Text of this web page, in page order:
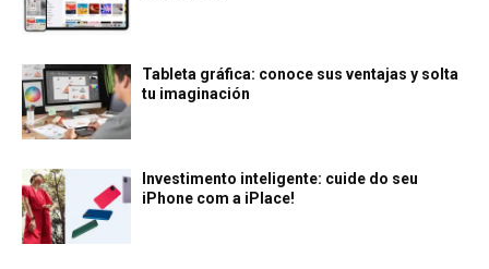
Tableta gráfica: conoce sus ventajas y solta
tu imaginación
Investimento inteligente: cuide do seu
iPhone com a iPlace!